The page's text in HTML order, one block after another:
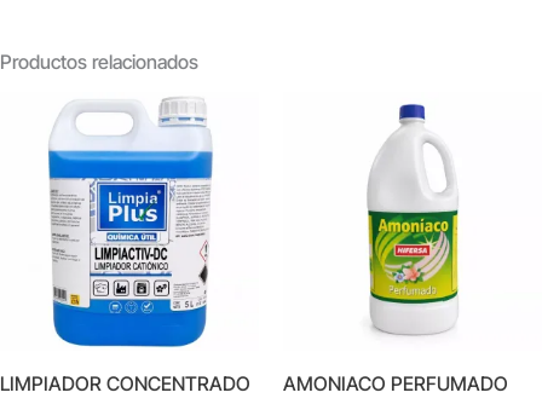
Productos relacionados
LIMPIADOR CONCENTRADO
AMONIACO PERFUMADO